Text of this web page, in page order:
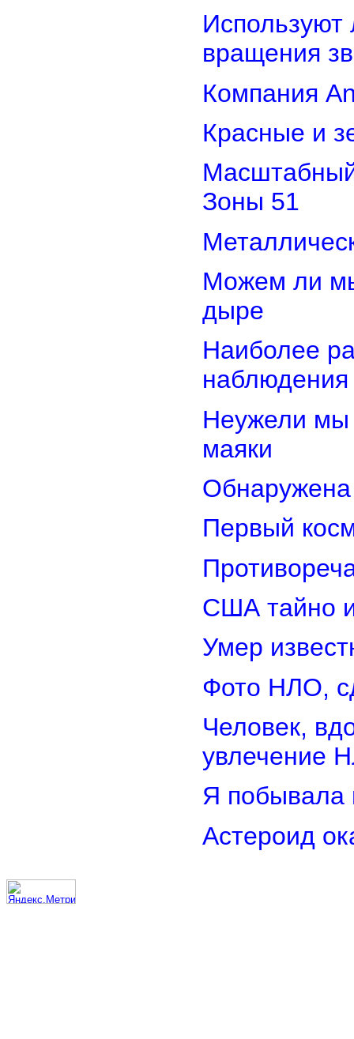
Используют
вращения
Компания
Красные и
Зоны 51
Можем ли мы
дыре
Наиболее
Неужели мы
маяки
Обнаружена
Первый
США тайно
Умер
Фото НЛО,
Человек,
увлечение
Я побывала
Астероид